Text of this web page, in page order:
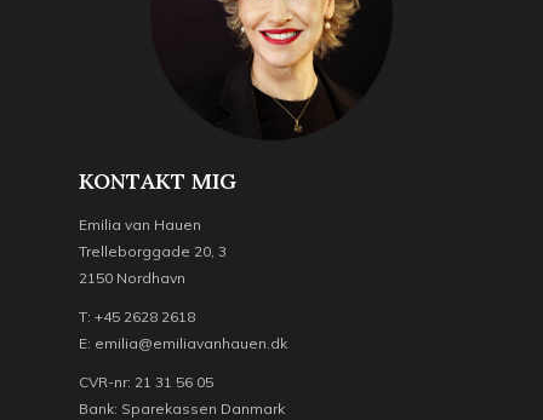
KONTAKT MIG
Emilia van Hauen
Trelleborggade 20, 3
2150 Nordhavn
T: +45 2628 2618
E: emilia@emiliavanhauen.dk
CVR-nr: 21 31 56 05
Bank: Sparekassen Danmark